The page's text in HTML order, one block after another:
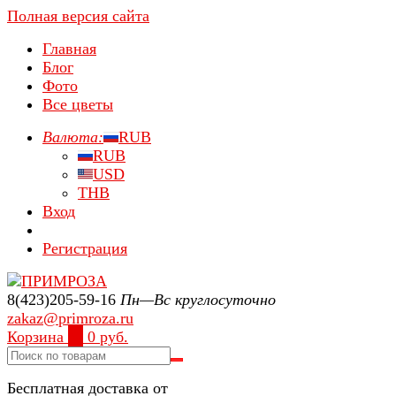
Полная версия сайта
Главная
Блог
Фото
Все цветы
Валюта:
RUB
RUB
USD
THB
Вход
Регистрация
8(423)205-59-16 Пн—Вс круглосуточно
zakaz@primroza.ru
Корзина
0 руб.
Бесплатная доставка от